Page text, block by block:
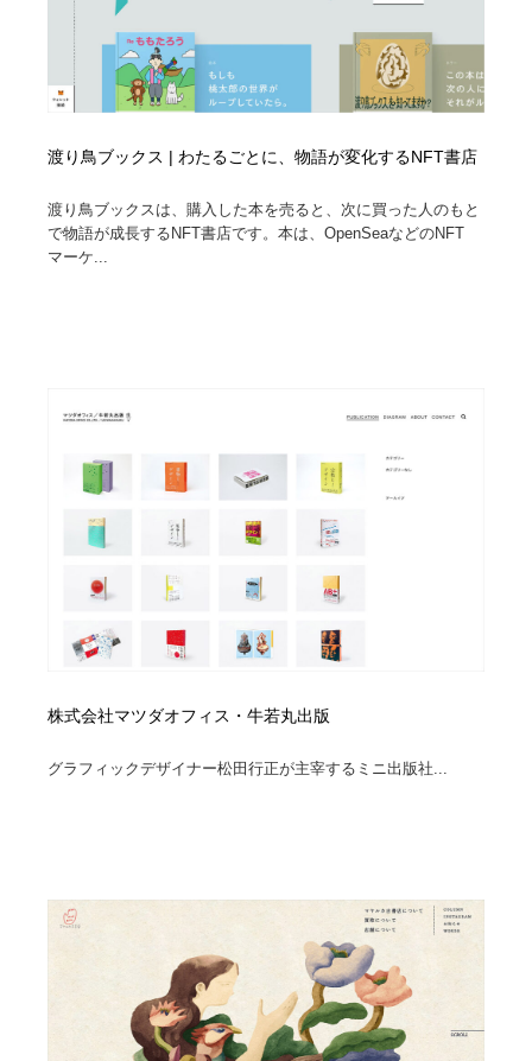
渡り鳥ブックス | わたるごとに、物語が変化するNFT書店
渡り鳥ブックスは、購入した本を売ると、次に買った人のもと
で物語が成長するNFT書店です。本は、OpenSeaなどのNFT
マーケ...
株式会社マツダオフィス・牛若丸出版
グラフィックデザイナー松田行正が主宰するミニ出版社...